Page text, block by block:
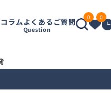
ラムよくあるご質問
Question
0 0